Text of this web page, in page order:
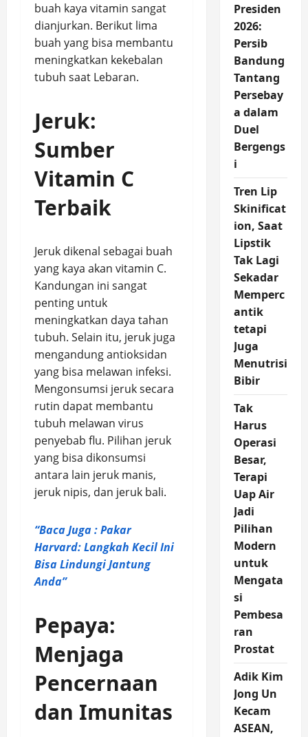
buah kaya vitamin sangat
dianjurkan. Berikut lima
buah yang bisa membantu
meningkatkan kekebalan
tubuh saat Lebaran.
Jeruk:
Sumber
Vitamin C
Terbaik
Jeruk dikenal sebagai buah
yang kaya akan vitamin C.
Kandungan ini sangat
penting untuk
meningkatkan daya tahan
tubuh. Selain itu, jeruk juga
mengandung antioksidan
yang bisa melawan infeksi.
Mengonsumsi jeruk secara
rutin dapat membantu
tubuh melawan virus
penyebab flu. Pilihan jeruk
yang bisa dikonsumsi
antara lain jeruk manis,
jeruk nipis, dan jeruk bali.
“Baca Juga : Pakar
Harvard: Langkah Kecil Ini
Bisa Lindungi Jantung
Anda”
Pepaya:
Menjaga
Pencernaan
dan Imunitas
Presiden
2026:
Persib
Bandung
Tantang
Persebay
a dalam
Duel
Bergengs
i
Tren Lip
Skinificat
ion, Saat
Lipstik
Tak Lagi
Sekadar
Memperc
antik
tetapi
Juga
Menutrisi
Bibir
Tak
Harus
Operasi
Besar,
Terapi
Uap Air
Jadi
Pilihan
Modern
untuk
Mengata
si
Pembesa
ran
Prostat
Adik Kim
Jong Un
Kecam
ASEAN,